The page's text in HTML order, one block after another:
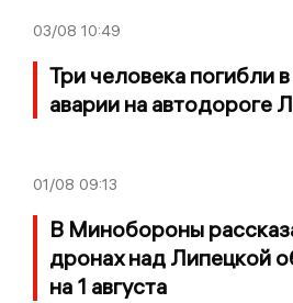
03/08 10:49
Три человека погибли
аварии на автодороге
01/08 09:13
В Минобороны
дронах над Липецкой
на 1 августа